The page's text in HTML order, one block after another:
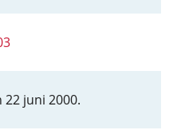
juni 2000.